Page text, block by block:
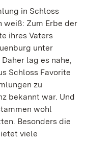
in Schloss
weiß: Zum Erbe der
ihres Vaters
unter
lag es nahe,
Schloss Favorite
zu
bekannt war. Und
wohl
Besonders die
viele